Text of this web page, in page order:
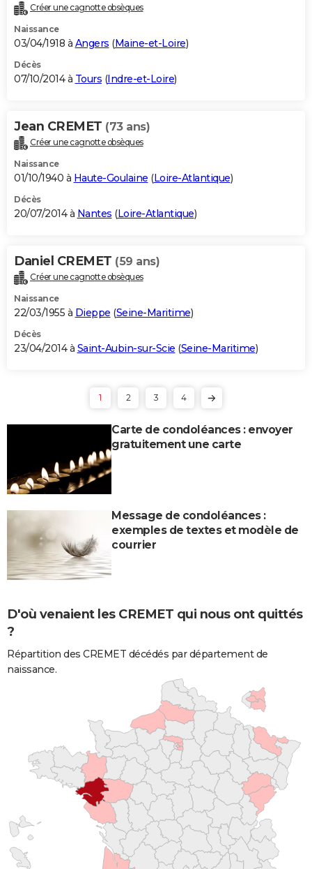
Créer une cagnotte obsèques
Naissance
03/04/1918 à Angers (Maine-et-Loire)
Décès
07/10/2014 à Tours (Indre-et-Loire)
Jean CREMET (73 ans)
Créer une cagnotte obsèques
Naissance
01/10/1940 à Haute-Goulaine (Loire-Atlantique)
Décès
20/07/2014 à Nantes (Loire-Atlantique)
Daniel CREMET (59 ans)
Créer une cagnotte obsèques
Naissance
22/03/1955 à Dieppe (Seine-Maritime)
Décès
23/04/2014 à Saint-Aubin-sur-Scie (Seine-Maritime)
1 2 3 4
Carte de condoléances : envoyer
gratuitement une carte
Message de condoléances :
exemples de textes et modèle de
courrier
D'où venaient les CREMET qui nous ont quittés
?
Répartition des CREMET décédés par département de
naissance.